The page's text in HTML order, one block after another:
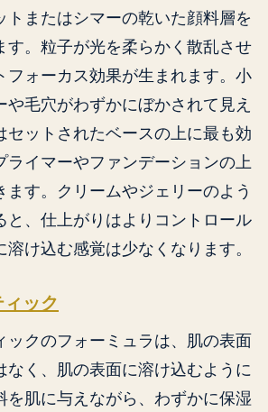
トまたはシマーの乾いた顔料層を
す。粒子が光を柔らかく散乱させ
フォーカス効果が生まれます。小
や毛穴がわずかにぼかされて見え
セットされたベースの上に最も効
ライマーやファンデーションの上
ます。クリームやジェリーのよう
と、仕上がりはよりコントロール
け込む感覚は少なくなります。
ック
ックのフォーミュラは、肌の表面
なく、肌の表面に溶け込むように
を肌に与えながら、わずかに保湿